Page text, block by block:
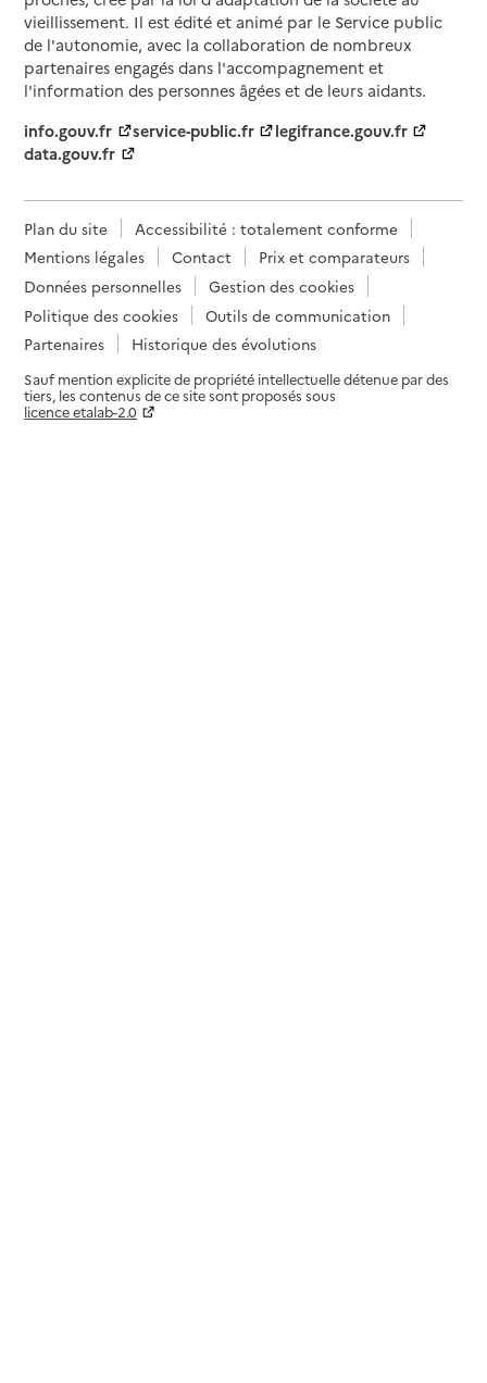
vieillissement. Il est édité et animé par le Service public
de l'autonomie, avec la collaboration de nombreux
partenaires engagés dans l'accompagnement et
l'information des personnes âgées et de leurs aidants.
info.gouv.fr
service-public.fr
legifrance.gouv.fr
data.gouv.fr
Plan du site
Accessibilité : totalement conforme
Mentions légales
Contact
Prix et comparateurs
Données personnelles
Gestion des cookies
Politique des cookies
Outils de communication
Partenaires
Historique des évolutions
Sauf mention explicite de propriété intellectuelle détenue par des
tiers, les contenus de ce site sont proposés sous
licence etalab-2.0